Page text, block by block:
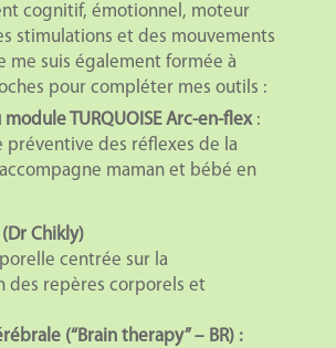
cognitif, émotionnel, moteur
stimulations et des mouvements
me suis également formée à
pour compléter mes outils :
TURQUOISE Arc-en-flex:
préventive des réflexes de la
maman et bébé en
Chikly)
centrée sur la
des repères corporels et
(“Brain therapy” – BR) :